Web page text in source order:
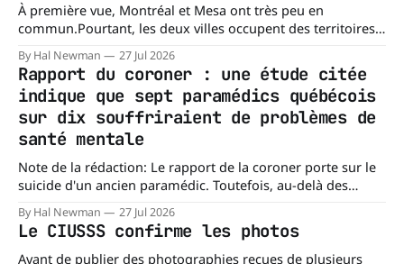
À première vue, Montréal et Mesa ont très peu en
commun.Pourtant, les deux villes occupent des territoires
comparables. Mesa, en Arizona, couvre environ 359 km²
(138,7 milles carrés), alors que l'île de Montréal s'étend sur
près de 499 km². La différence n'est
By Hal Newman 27 Jul 2026
Rapport du coroner : une étude citée
indique que sept paramédics québécois
sur dix souffriraient de problèmes de
santé mentale
Note de la rédaction: Le rapport de la coroner porte sur le
suicide d'un ancien paramédic. Toutefois, au-delà des
circonstances ayant mené à cette enquête, il s'intéresse à
une question plus large : les blessures psychologiques chez
les paramédics et les mécanismes de soutien qui leur
By Hal Newman 27 Jul 2026
Le CIUSSS confirme les photos
Avant de publier des photographies reçues de plusieurs